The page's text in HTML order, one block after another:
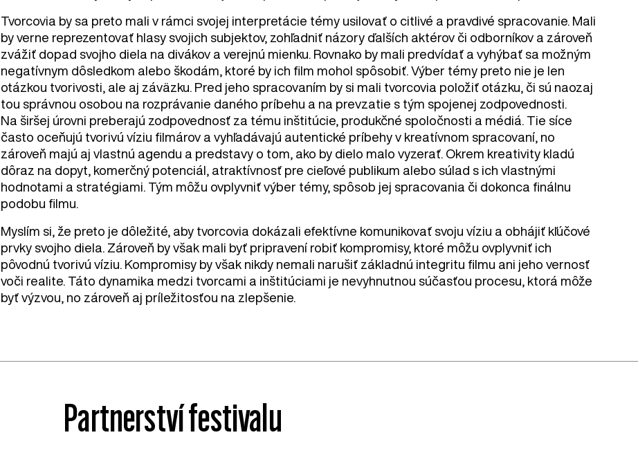
Tvorcovia by sa preto mali v rámci svojej interpretácie témy usilovať o citlivé a pravdivé spracovanie. Mali
by verne reprezentovať hlasy svojich subjektov, zohľadniť názory ďalších aktérov či odborníkov a zároveň
zvážiť dopad svojho diela na divákov a verejnú mienku. Rovnako by mali predvídať a vyhýbať sa možným
negatívnym dôsledkom alebo škodám, ktoré by ich film mohol spôsobiť. Výber témy preto nie je len
otázkou tvorivosti, ale aj záväzku. Pred jeho spracovaním by si mali tvorcovia položiť otázku, či sú naozaj
tou správnou osobou na rozprávanie daného príbehu a na prevzatie s tým spojenej zodpovednosti.
Na širšej úrovni preberajú zodpovednosť za tému inštitúcie, produkčné spoločnosti a médiá. Tie síce
často oceňujú tvorivú víziu filmárov a vyhľadávajú autentické príbehy v kreatívnom spracovaní, no
zároveň majú aj vlastnú agendu a predstavy o tom, ako by dielo malo vyzerať. Okrem kreativity kladú
dôraz na dopyt, komerčný potenciál, atraktívnosť pre cieľové publikum alebo súlad s ich vlastnými
hodnotami a stratégiami. Tým môžu ovplyvniť výber témy, spôsob jej spracovania či dokonca finálnu
podobu filmu.
Myslím si, že preto je dôležité, aby tvorcovia dokázali efektívne komunikovať svoju víziu a obhájiť kľúčové
prvky svojho diela. Zároveň by však mali byť pripravení robiť kompromisy, ktoré môžu ovplyvniť ich
pôvodnú tvorivú víziu. Kompromisy by však nikdy nemali narušiť základnú integritu filmu ani jeho vernosť
voči realite. Táto dynamika medzi tvorcami a inštitúciami je nevyhnutnou súčasťou procesu, ktorá môže
byť výzvou, no zároveň aj príležitosťou na zlepšenie.
Partnerství festivalu